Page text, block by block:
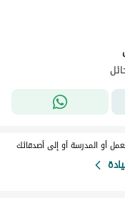
أو المدرسة أو إلى أصدقائك